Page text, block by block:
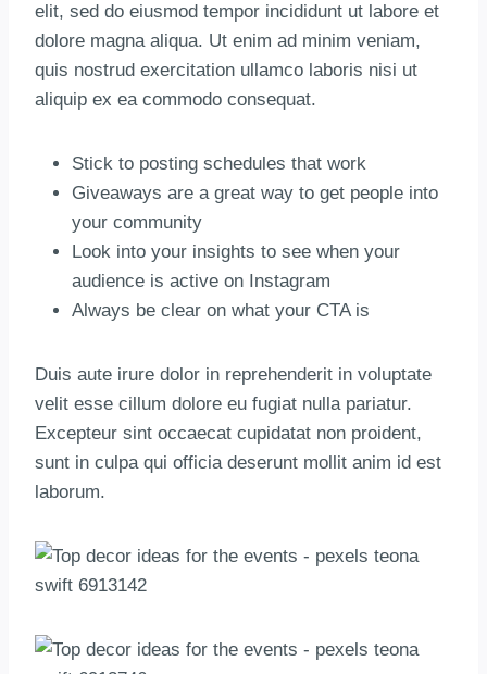
elit, sed do eiusmod tempor incididunt ut labore et
dolore magna aliqua. Ut enim ad minim veniam,
quis nostrud exercitation ullamco laboris nisi ut
aliquip ex ea commodo consequat.
Stick to posting schedules that work
Giveaways are a great way to get people into
your community
Look into your insights to see when your
audience is active on Instagram
Always be clear on what your CTA is
Duis aute irure dolor in reprehenderit in voluptate
velit esse cillum dolore eu fugiat nulla pariatur.
Excepteur sint occaecat cupidatat non proident,
sunt in culpa qui officia deserunt mollit anim id est
laborum.